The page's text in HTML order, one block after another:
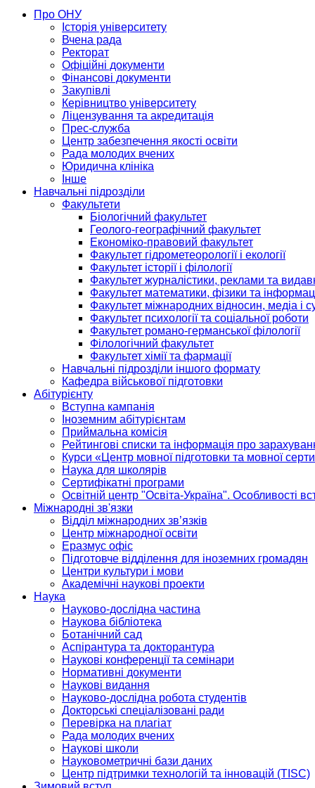
Про ОНУ
Історія університету
Вчена рада
Ректорат
Офіційні документи
Фінансові документи
Закупівлі
Керівництво університету
Ліцензування та акредитація
Прес-служба
Центр забезпечення якості освіти
Рада молодих вчених
Юридична клініка
Інше
Навчальні підрозділи
Факультети
Біологічний факультет
Геолого-географічний факультет
Економіко-правовий факультет
Факультет гідрометеорології і екології
Факультет історії і філології
Факультет журналістики, реклами та
Факультет математики, фізики та
Факультет міжнародних відносин, медіа і
Факультет психології та соціальної роботи
Факультет романо-германської філології
Філологічний факультет
Факультет хімії та фармації
Навчальні підрозділи іншого формату
Кафедра військової підготовки
Абітурієнту
Вступна кампанія
Іноземним абітурієнтам
Приймальна комісія
Рейтингові списки та інформація про
Курси «Центр мовної підготовки та мовної
Наука для школярів
Сертифікатні програми
Освітній центр "Освіта-Україна". Особливості
Міжнародні зв'язки
Відділ міжнародних зв’язків
Центр міжнародної освіти
Еразмус офіс
Підготовче відділення для іноземних громадян
Центри культури і мови
Академічні наукові проекти
Наука
Науково-дослідна частина
Наукова бібліотека
Ботанічний сад
Аспірантура та докторантура
Наукові конференції та семінари
Нормативні документи
Наукові видання
Науково-дослідна робота студентів
Докторські спеціалізовані ради
Перевірка на плагіат
Рада молодих вчених
Наукові школи
Науковометричні бази даних
Центр підтримки технологій та інновацій (TISC)